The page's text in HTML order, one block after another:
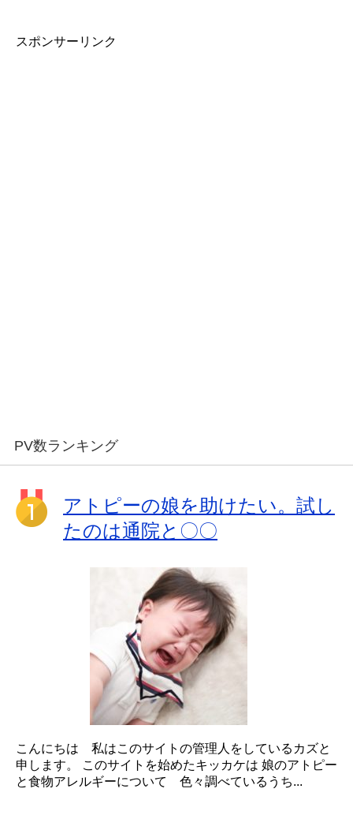
スポンサーリンク
PV数ランキング
アトピーの娘を助けたい。試し
たのは通院と〇〇
こんにちは 私はこのサイトの管理人をしているカズと
申します。 このサイトを始めたキッカケは 娘のアトピー
と食物アレルギーについて 色々調べているうち...